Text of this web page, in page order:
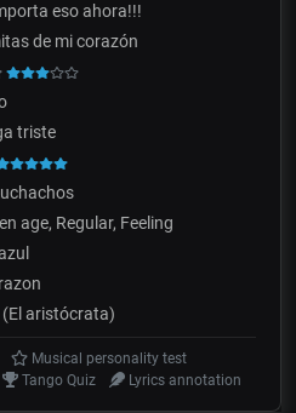
eso ahora!!!
de mi corazón
triste
age, Regular, Feeling
aristócrata)
Musical personality test
Tango Quiz Lyrics annotation